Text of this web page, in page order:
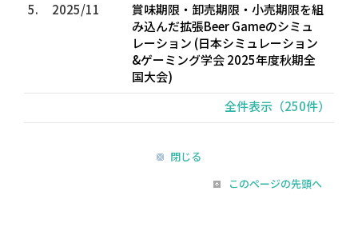
5.
2025/11
賞味期限・卸売期限・小売期限を組
み込んだ拡張Beer Gameのシミュ
レーション (日本シミュレーション
&ゲーミング学会 2025年度秋期全
国大会)
全件表示（250件）
閉じる
このページの先頭へ